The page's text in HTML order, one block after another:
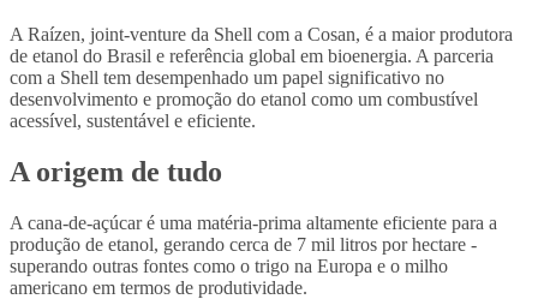
A Raízen, joint-venture da Shell com a Cosan, é a maior produtora
de etanol do Brasil e referência global em bioenergia. A parceria
com a Shell tem desempenhado um papel significativo no
desenvolvimento e promoção do etanol como um combustível
acessível, sustentável e eficiente.
A origem de tudo
A cana-de-açúcar é uma matéria-prima altamente eficiente para a
produção de etanol, gerando cerca de 7 mil litros por hectare -
superando outras fontes como o trigo na Europa e o milho
americano em termos de produtividade.